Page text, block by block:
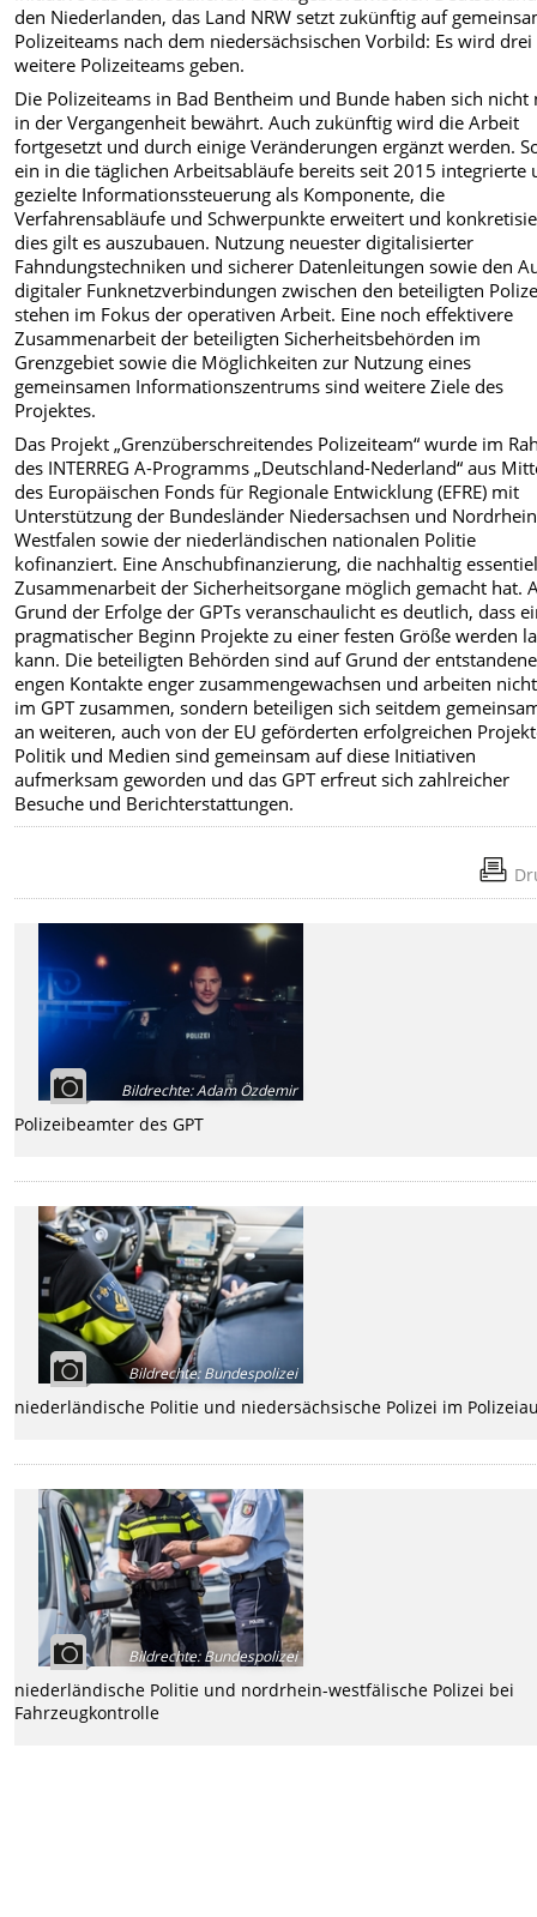
den Niederlanden, das Land NRW setzt zukünftig auf
Polizeiteams nach dem niedersächsischen Vorbild: Es wird drei
weitere Polizeiteams geben.
Die Polizeiteams in Bad Bentheim und Bunde haben sich nicht
in der Vergangenheit bewährt. Auch zukünftig wird die Arbeit
fortgesetzt und durch einige Veränderungen ergänzt werden.
ein in die täglichen Arbeitsabläufe bereits seit 2015 integrierte
gezielte Informationssteuerung als Komponente, die
Verfahrensabläufe und Schwerpunkte erweitert und
dies gilt es auszubauen. Nutzung neuester digitalisierter
Fahndungstechniken und sicherer Datenleitungen sowie den
digitaler Funknetzverbindungen zwischen den beteiligten
stehen im Fokus der operativen Arbeit. Eine noch effektivere
Zusammenarbeit der beteiligten Sicherheitsbehörden im
Grenzgebiet sowie die Möglichkeiten zur Nutzung eines
gemeinsamen Informationszentrums sind weitere Ziele des
Projektes.
Das Projekt „Grenzüberschreitendes Polizeiteam“ wurde im
des INTERREG A-Programms „Deutschland-Nederland“ aus
des Europäischen Fonds für Regionale Entwicklung (EFRE) mit
Unterstützung der Bundesländer Niedersachsen und
Westfalen sowie der niederländischen nationalen Politie
kofinanziert. Eine Anschubfinanzierung, die nachhaltig
Zusammenarbeit der Sicherheitsorgane möglich gemacht hat.
Grund der Erfolge der GPTs veranschaulicht es deutlich, dass
pragmatischer Beginn Projekte zu einer festen Größe werden
kann. Die beteiligten Behörden sind auf Grund der
engen Kontakte enger zusammengewachsen und arbeiten
im GPT zusammen, sondern beteiligen sich seitdem
an weiteren, auch von der EU geförderten erfolgreichen
Politik und Medien sind gemeinsam auf diese Initiativen
aufmerksam geworden und das GPT erfreut sich zahlreicher
Besuche und Berichterstattungen.
Bildrechte:Adam Özdemir
Polizeibeamter des GPT
Bildrechte:Bundespolizei
niederländische Politie und niedersächsische Polizei im
Bildrechte:Bundespolizei
niederländische Politie und nordrhein-westfälische Polizei bei
Fahrzeugkontrolle